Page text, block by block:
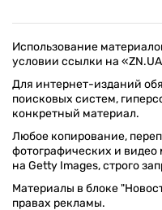
Использование
условии ссылки на
Для интернет-изданий
поисковых систем,
конкретный материал.
Любое копирование,
фотографических и
на Getty Images, строго
Материалы в блоке
правах рекламы.